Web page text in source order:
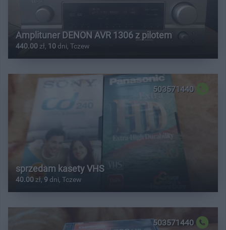
Amplituner DENON AVR 1306 z pilotem
440.00 zł, 10 dni, Tczew
503571440
sprzedam kasety VHS
40.00 zł, 9 dni, Tczew
503571440